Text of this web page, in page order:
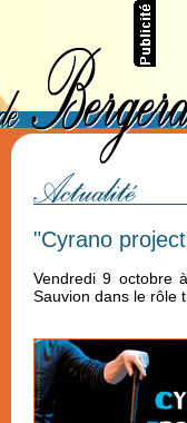
"Cyrano
Vendredi 9 octobre
Sauvion dans le rôle